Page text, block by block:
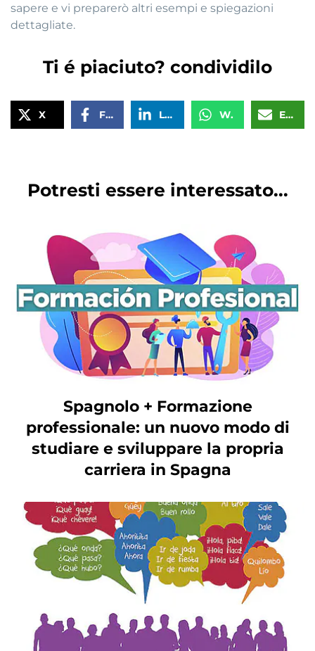
sapere e vi preparerò altri esempi e spiegazioni
dettagliate.
Ti é piaciuto? condividilo
X Facebook LinkedIn WhatsApp Email
Potresti essere interessato...
Spagnolo + Formazione
professionale: un nuovo modo di
studiare e sviluppare la propria
carriera in Spagna